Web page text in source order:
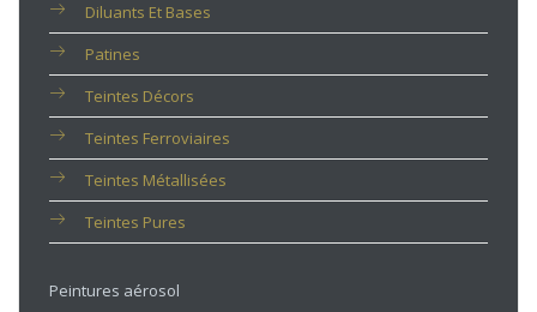
Diluants Et Bases
Patines
Teintes Décors
Teintes Ferroviaires
Teintes Métallisées
Teintes Pures
Peintures aérosol